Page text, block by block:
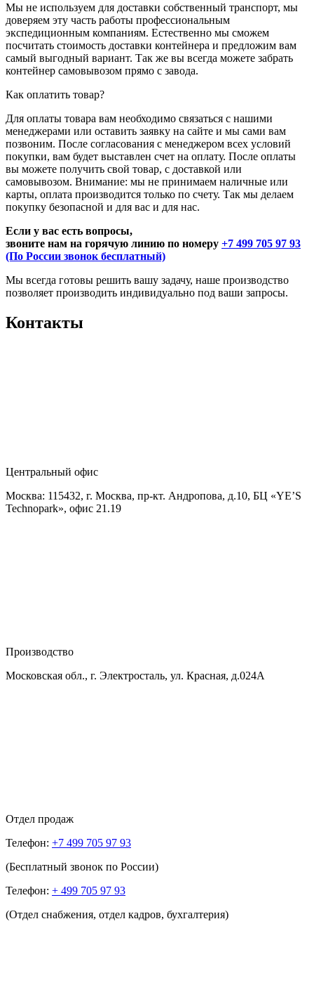
Мы не используем для доставки собственный транспорт, мы
доверяем эту часть работы профессиональным
экспедиционным компаниям. Естественно мы сможем
посчитать стоимость доставки контейнера и предложим вам
самый выгодный вариант. Так же вы всегда можете забрать
контейнер самовывозом прямо с завода.
Как оплатить товар?
Для оплаты товара вам необходимо связаться с нашими
менеджерами или оставить заявку на сайте и мы сами вам
позвоним. После согласования с менеджером всех условий
покупки, вам будет выставлен счет на оплату. После оплаты
вы можете получить свой товар, с доставкой или
самовывозом. Внимание: мы не принимаем наличные или
карты, оплата производится только по счету. Так мы делаем
покупку безопасной и для вас и для нас.
Если у вас есть вопросы,
звоните нам на горячую линию по номеру +7 499 705 97 93
(По России звонок бесплатный)
Мы всегда готовы решить вашу задачу, наше производство
позволяет производить индивидуально под ваши запросы.
Контакты
Центральный офис
Москва: 115432, г. Москва, пр-кт. Андропова, д.10, БЦ «YE’S
Technopark», офис 21.19
Производство
Московская обл., г. Электросталь, ул. Красная, д.024А
Отдел продаж
Телефон: +7 499 705 97 93
(Бесплатный звонок по России)
Телефон: + 499 705 97 93
(Отдел снабжения, отдел кадров, бухгалтерия)